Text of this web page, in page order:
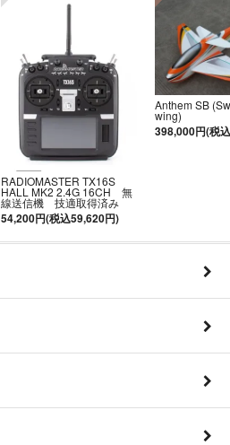
RADIOMASTER TX16S
HALL MK2 2.4G 16CH 無
線送信機 技適取得済み
54,200円(税込59,620円)
Anthem SB
wing)
398,000円(税